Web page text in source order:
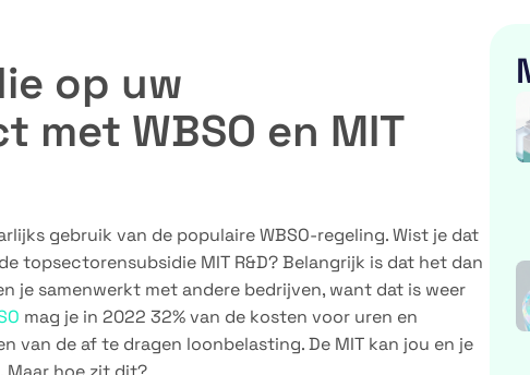
op uw
met WBSO en MIT
gebruik van de populaire WBSO-regeling. Wist je dat
topsectorensubsidie MIT R&D? Belangrijk is dat het dan
je samenwerkt met andere bedrijven, want dat is weer
mag je in 2022 32% van de kosten voor uren en
van de af te dragen loonbelasting. De MIT kan jou en je